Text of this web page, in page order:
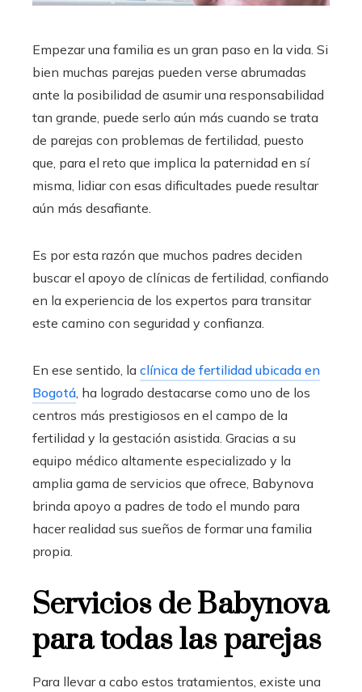
Empezar una familia es un gran paso en la vida. Si
bien muchas parejas pueden verse abrumadas
ante la posibilidad de asumir una responsabilidad
tan grande, puede serlo aún más cuando se trata
de parejas con problemas de fertilidad, puesto
que, para el reto que implica la paternidad en sí
misma, lidiar con esas dificultades puede resultar
aún más desafiante.
Es por esta razón que muchos padres deciden
buscar el apoyo de clínicas de fertilidad, confiando
en la experiencia de los expertos para transitar
este camino con seguridad y confianza.
En ese sentido, la clínica de fertilidad ubicada en
Bogotá, ha logrado destacarse como uno de los
centros más prestigiosos en el campo de la
fertilidad y la gestación asistida. Gracias a su
equipo médico altamente especializado y la
amplia gama de servicios que ofrece, Babynova
brinda apoyo a padres de todo el mundo para
hacer realidad sus sueños de formar una familia
propia.
Servicios de Babynova
para todas las parejas
Para llevar a cabo estos tratamientos, existe una